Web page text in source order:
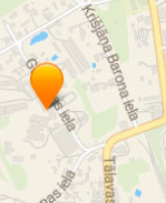
siltumsūkņi
siltās grīdas
cauruļu
caurules
kanalizācijas